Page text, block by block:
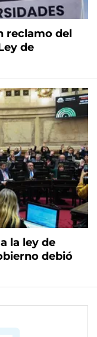
reclamo del
de
la ley de
debió